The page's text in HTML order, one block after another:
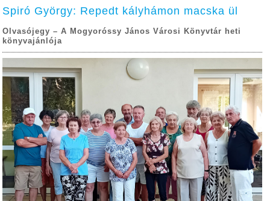
Spiró György: Repedt kályhámon macska ül
Olvasójegy – A Mogyoróssy János Városi Könyvtár heti
könyvajánlója